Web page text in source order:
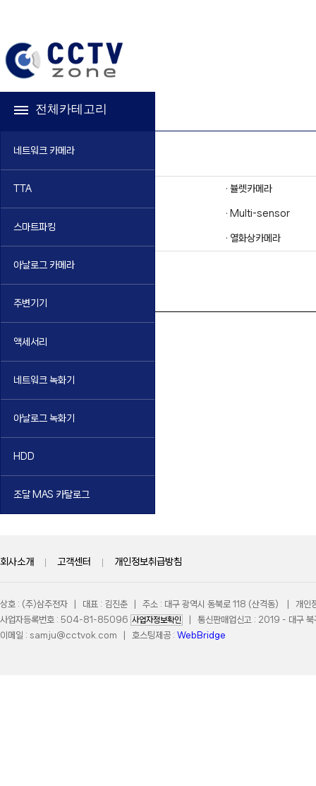
전체카테고리
네트워크 카메라
TTA
스마트파킹
아날로그 카메라
주변기기
액세서리
네트워크 녹화기
아날로그 녹화기
HDD
조달 MAS 카탈로그
· 뷸렛카메라
· Multi-sensor
· 열화상카메라
회사소개 | 고객센터 | 개인정보취급방침
상호 : (주)삼주전자 | 대표 : 김진춘 | 주소 : 대구 광역시 동북로 118 (산격동) | 개인정
사업자등록번호 : 504-81-85096 사업자정보확인
| 통신판매업신고 : 2019 - 대
이메일 : samju@cctvok.com | 호스팅제공 : WebBridge